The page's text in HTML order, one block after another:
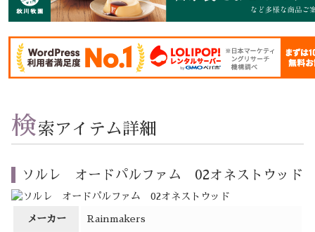
検索アイテム詳細
ソルレ オードパルファム 02オネストウッド
メーカー Rainmakers